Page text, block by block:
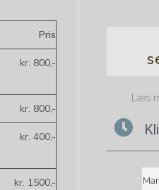
Pris
kr. 800,-
kr. 800,-
kr. 400,-
kr. 1500,-
Læs